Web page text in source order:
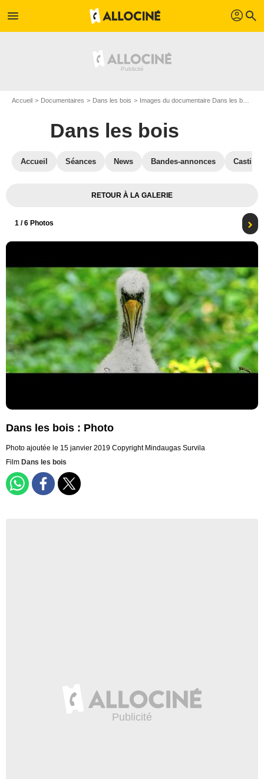
menu profil search
Accueil Documentaires Dans les bois Images du documentaire Dans les bois
Dans les bois
Accueil Séances News Bandes-annonces Casting
RETOUR À LA GALERIE
1 / 6 Photos
Dans les bois : Photo
Photo ajoutée le 15 janvier 2019 Copyright Mindaugas Survila
Film Dans les bois